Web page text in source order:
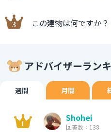
この建物は何ですか
アドバイザーラン
週間 月間
Shohei
回答数：138